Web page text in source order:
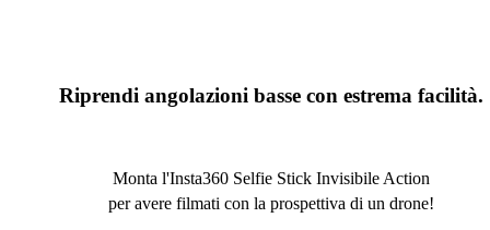
Riprendi angolazioni basse con estrema facilità.
Monta l'Insta360 Selfie Stick Invisibile Action
per avere filmati con la prospettiva di un drone!